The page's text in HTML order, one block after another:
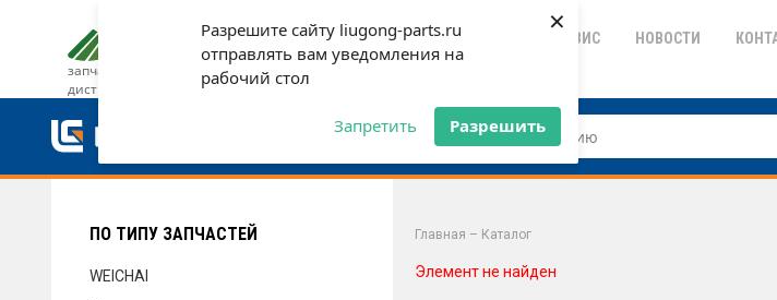
Разрешите сайту liugong-parts.ru
отправлять вам уведомления на
рабочий стол
Запретить Разрешить
×
запчасти от официального
дистрибьютора
ДОСТАВКА И ОПЛАТА ГАРАНТИЯ СЕРВИС НОВОСТИ
ДОСТАВКА И ОПЛАТА
ПО ТИПУ ЗАПЧАСТЕЙ
WEICHAI
Главная – Каталог
Элемент не найден